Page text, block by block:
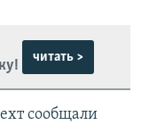
читать >
сообщали